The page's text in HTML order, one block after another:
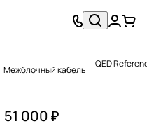
Межблочный кабель QED
51 000 ₽